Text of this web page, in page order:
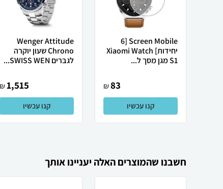
Screen Mobile [6
יחידות] Xiaomi Watch
S1 מגן מסך ל...
83
₪
קנו עכשיו
Wenger Attitude
Chrono שעון יוקרה
לגברים SWISS WEN...
1,515
₪
קנו עכשיו
חשבנו שהמוצרים האלה יעניינו אותך